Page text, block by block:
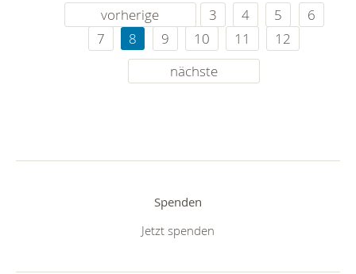
vorherige 3 4 5
6
7
8 9 10 11
12
nächste
Spenden
Jetzt spenden